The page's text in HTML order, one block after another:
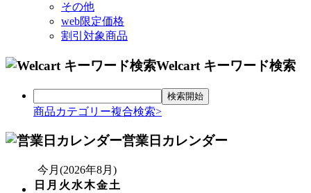
その他
web限定価格
割引対象商品
Welcart キーワード検索
商品カテゴリー複合検索>
営業日カレンダー
今月(2026年8月)
日 月 火 水木金土